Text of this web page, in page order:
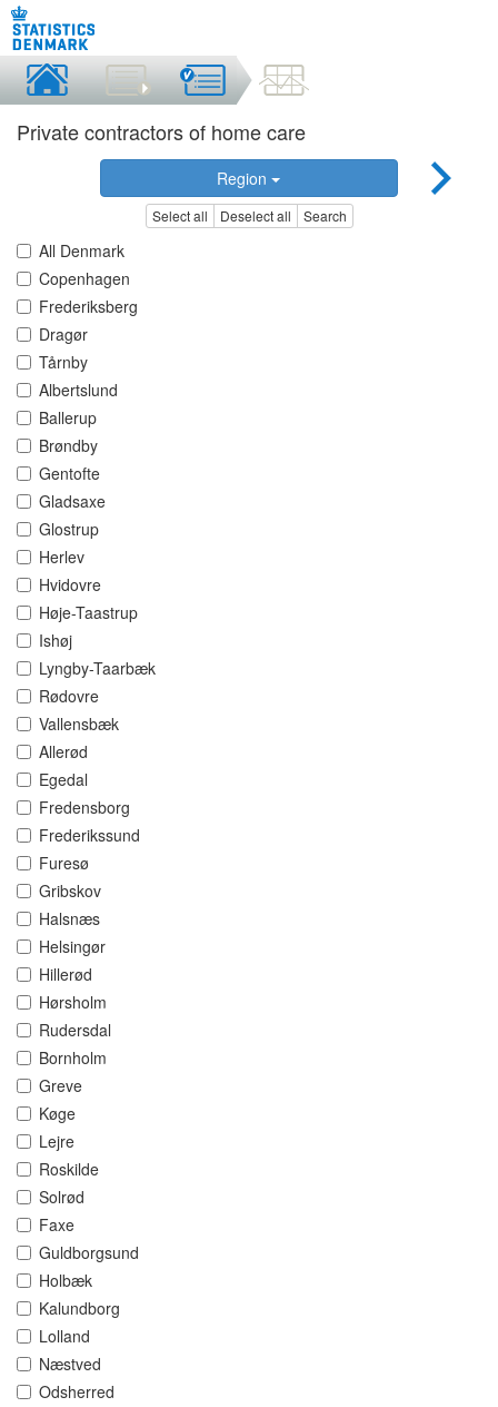
Private contractors of home care
Region
Select all Deselect all Search
All Denmark
Copenhagen
Frederiksberg
Dragør
Tårnby
Albertslund
Ballerup
Brøndby
Gentofte
Gladsaxe
Glostrup
Herlev
Hvidovre
Høje-Taastrup
Ishøj
Lyngby-Taarbæk
Rødovre
Vallensbæk
Allerød
Egedal
Fredensborg
Frederikssund
Furesø
Gribskov
Halsnæs
Helsingør
Hillerød
Hørsholm
Rudersdal
Bornholm
Greve
Køge
Lejre
Roskilde
Solrød
Faxe
Guldborgsund
Holbæk
Kalundborg
Lolland
Næstved
Odsherred